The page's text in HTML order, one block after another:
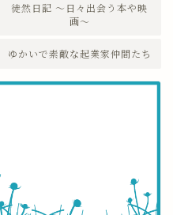
徒然日記 〜日々出会う本や映
画〜
ゆかいで素敵な起業家仲間たち